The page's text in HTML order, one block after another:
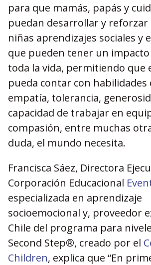
para que mamás, papás y
puedan desarrollar y reforzar
niñas aprendizajes sociales y
que pueden tener un
toda la vida, permitiendo que
pueda contar con habilidades
empatía, tolerancia,
capacidad de trabajar en
compasión, entre muchas
duda, el mundo necesita.
Francisca Sáez, Directora
Corporación Educacional
especializada en aprendizaje
socioemocional y, proveedor
Chile del programa para
Second Step®, creado por el
Children, explica que “En